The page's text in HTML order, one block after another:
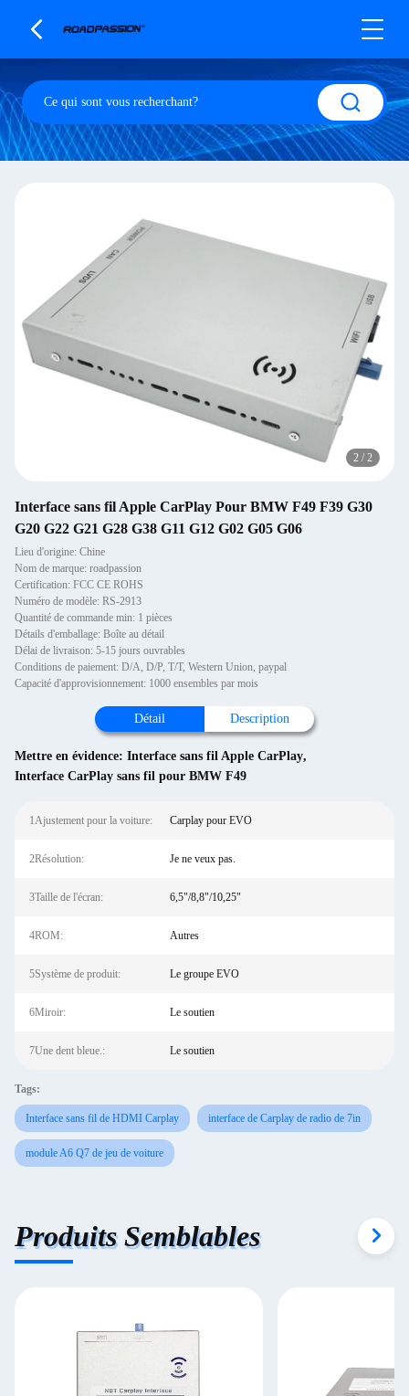
2 / 2
Interface sans fil Apple CarPlay Pour BMW F49 F39 G30
G20 G22 G21 G28 G38 G11 G12 G02 G05 G06
Lieu d'origine: Chine
Nom de marque: roadpassion
Certification: FCC CE ROHS
Numéro de modèle: RS-2913
Quantité de commande min: 1 pièces
Détails d'emballage: Boîte au détail
Délai de livraison: 5-15 jours ouvrables
Conditions de paiement: D/A, D/P, T/T, Western Union, paypal
Capacité d'approvisionnement: 1000 ensembles par mois
Détail Description
Mettre en évidence: Interface sans fil Apple CarPlay,
Interface CarPlay sans fil pour BMW F49
1Ajustement pour la voiture: Carplay pour EVO
2Résolution: Je ne veux pas.
3Taille de l'écran: 6,5"/8,8"/10,25"
4ROM: Autres
5Système de produit: Le groupe EVO
6Miroir: Le soutien
7Une dent bleue.: Le soutien
Tags:
Interface sans fil de HDMI Carplay interface de Carplay de radio de 7in
module A6 Q7 de jeu de voiture
Produits Semblables